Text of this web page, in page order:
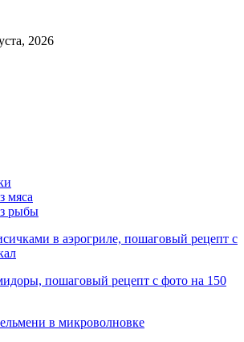
2026
мяса
рыбы
в аэрогриле, пошаговый рецепт с
пошаговый рецепт с фото на 150
в микроволновке